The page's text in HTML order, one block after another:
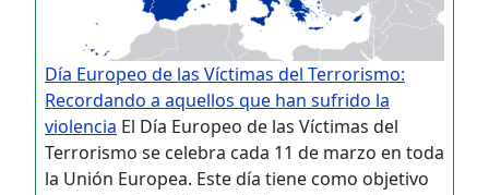
Día Europeo de las Víctimas del Terrorismo:
Recordando a aquellos que han sufrido la
violencia El Día Europeo de las Víctimas del
Terrorismo se celebra cada 11 de marzo en toda
la Unión Europea. Este día tiene como objetivo